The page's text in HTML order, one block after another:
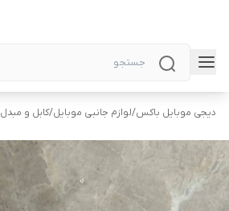
دیجی موبایل باکس/لوازم جانبی موبایل/کابل و مبدل